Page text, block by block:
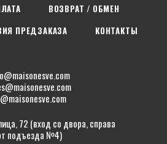
ВОЗВРАТ / ОБМЕН
ПРЕДЗАКАЗА КОНТАКТЫ
72 (вход со двора, справа
подъезда №4)